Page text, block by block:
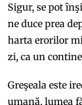
Sigur, se pot
ne duce prea
harta erorilor
zi, ca un
Greşeala este
umană, lumea